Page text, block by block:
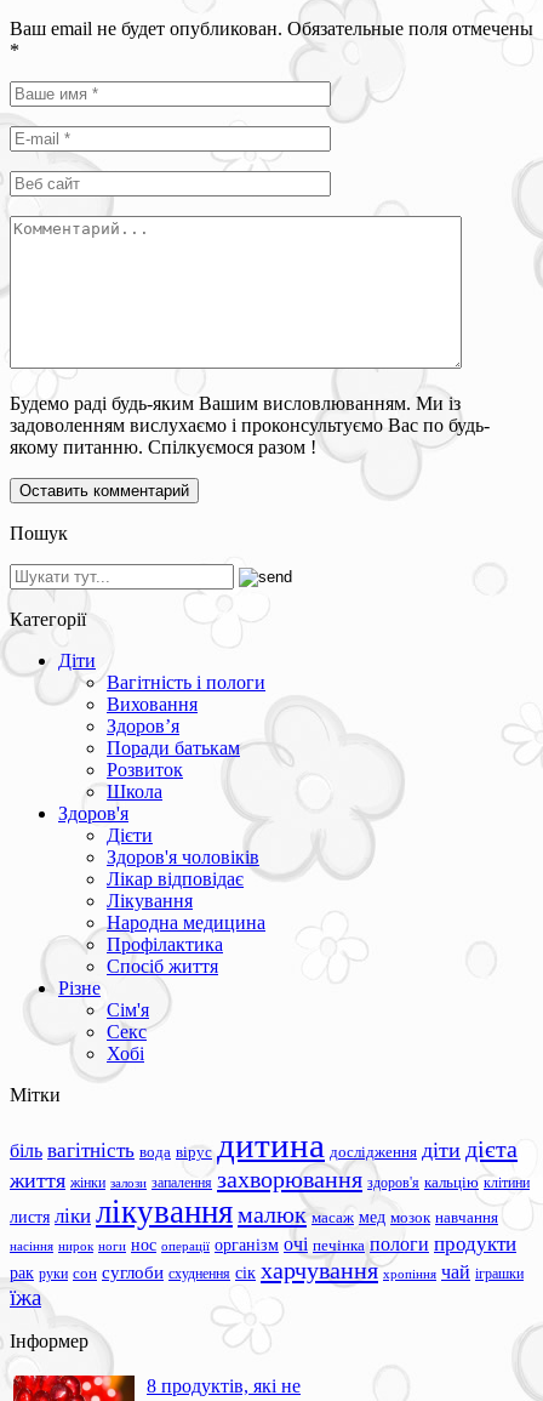
Ваш email не будет опубликован. Обязательные поля отмечены
*
Будемо раді будь-яким Вашим висловлюванням. Ми із
задоволенням вислухаємо і проконсультуємо Вас по будь-
якому питанню. Спілкуємося разом !
Пошук
Категорії
Діти
Вагітність і пологи
Виховання
Здоров’я
Поради батькам
Розвиток
Школа
Здоров'я
Дієти
Здоров'я чоловіків
Лікар відповідає
Лікування
Народна медицина
Профілактика
Спосіб життя
Різне
Сім'я
Секс
Хобі
Мітки
біль вагітність вода вірус дитина дослідження діти дієта
життя жінки залози запалення захворювання здоров'я кальцію клітини
листя ліки лікуваннямалюк масаж мед мозок навчання
насіння нирок ноги нос операції організм очі печінка пологи продукти
рак руки сон суглоби схуднення сік харчування хропіння чай іграшки
їжа
Інформер
8 продуктів, які не